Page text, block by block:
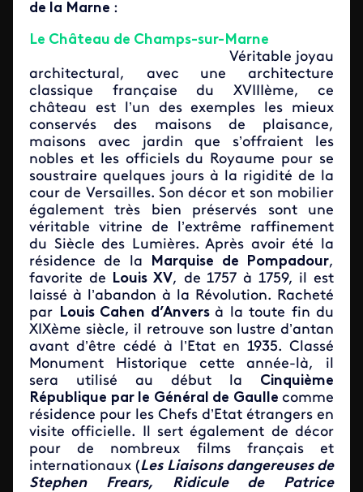
de la Marne :
Le Château de Champs-sur-Marne
Véritable joyau
architectural, avec une architecture
classique française du XVIIIème, ce
château est l’un des exemples les mieux
conservés des maisons de plaisance,
maisons avec jardin que s’offraient les
nobles et les officiels du Royaume pour se
soustraire quelques jours à la rigidité de la
cour de Versailles. Son décor et son mobilier
également très bien préservés sont une
véritable vitrine de l’extrême raffinement
du Siècle des Lumières. Après avoir été la
résidence de la Marquise de Pompadour,
favorite de Louis XV, de 1757 à 1759, il est
laissé à l’abandon à la Révolution. Racheté
par Louis Cahen d’Anvers à la toute fin du
XIXème siècle, il retrouve son lustre d’antan
avant d’être cédé à l’Etat en 1935. Classé
Monument Historique cette année-là, il
sera utilisé au début la Cinquième
République par le Général de Gaulle comme
résidence pour les Chefs d’Etat étrangers en
visite officielle. Il sert également de décor
pour de nombreux films français et
internationaux (Les Liaisons dangereuses de
Stephen Frears, Ridicule de Patrice